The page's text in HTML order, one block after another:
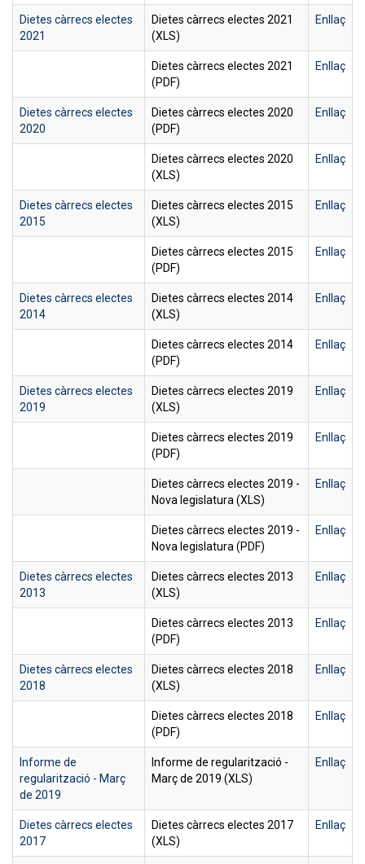
Dietes càrrecs electes
2021
Dietes càrrecs electes 2021
(XLS)
Enllaç
Dietes càrrecs electes 2021
(PDF)
Enllaç
Dietes càrrecs electes
2020
Dietes càrrecs electes 2020
(PDF)
Enllaç
Dietes càrrecs electes 2020
(XLS)
Enllaç
Dietes càrrecs electes
2015
Dietes càrrecs electes 2015
(XLS)
Enllaç
Dietes càrrecs electes 2015
(PDF)
Enllaç
Dietes càrrecs electes
2014
Dietes càrrecs electes 2014
(XLS)
Enllaç
Dietes càrrecs electes 2014
(PDF)
Enllaç
Dietes càrrecs electes
2019
Dietes càrrecs electes 2019
(XLS)
Enllaç
Dietes càrrecs electes 2019
(PDF)
Enllaç
Dietes càrrecs electes 2019 -
Nova legislatura (XLS)
Enllaç
Dietes càrrecs electes 2019 -
Nova legislatura (PDF)
Enllaç
Dietes càrrecs electes
2013
Dietes càrrecs electes 2013
(XLS)
Enllaç
Dietes càrrecs electes 2013
(PDF)
Enllaç
Dietes càrrecs electes
2018
Dietes càrrecs electes 2018
(XLS)
Enllaç
Dietes càrrecs electes 2018
(PDF)
Enllaç
Informe de
regularització - Març
de 2019
Informe de regularització -
Març de 2019 (XLS)
Enllaç
Dietes càrrecs electes
2017
Dietes càrrecs electes 2017
(XLS)
Enllaç